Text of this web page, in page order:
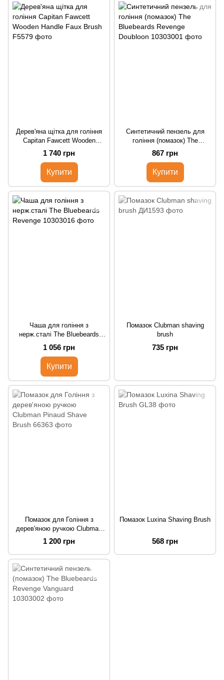
Дерев'яна щітка для гоління
Capitan Fawcett Wooden
Handle Faux Brush
1 740 грн
Купити
Cинтетичний пензель для
гоління (помазок) The
Bluebeards Revenge Doubloon
867 грн
Купити
Чаша для гоління з
нерж.сталі The Bluebeards
Revenge
1 056 грн
Купити
Помазок Clubman shaving
brush
735 грн
Помазок для Гоління з
дерев'яною ручкою Clubman
Pinaud Shave Brush
1 200 грн
Помазок Luxina Shaving Brush
568 грн